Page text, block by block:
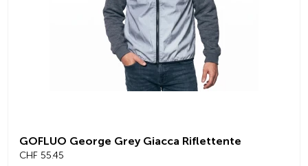
GOFLUO George Grey Giacca Riflettente
CHF 55.45